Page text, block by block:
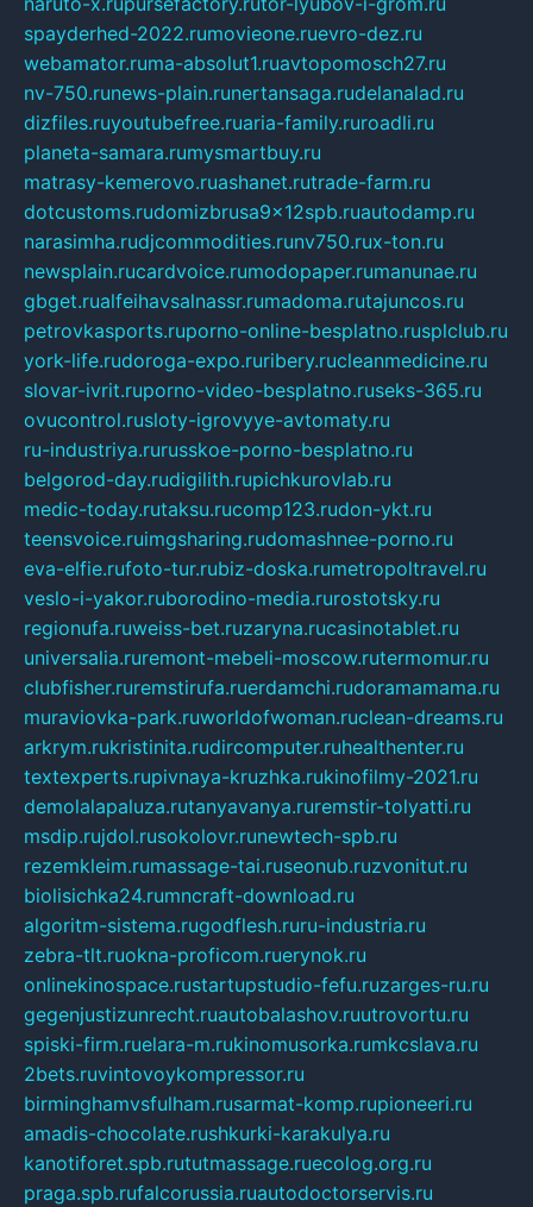
spayderhed-2022.rumovieone.ruevro-dez.ru
webamator.ruma-absolut1.ruavtopomosch27.ru
nv-750.runews-plain.runertansaga.rudelanalad.ru
dizfiles.ruyoutubefree.ruaria-family.ruroadli.ru
planeta-samara.rumysmartbuy.ru
matrasy-kemerovo.ruashanet.rutrade-farm.ru
dotcustoms.rudomizbrusa9x12spb.ruautodamp.ru
narasimha.rudjcommodities.runv750.rux-ton.ru
newsplain.rucardvoice.rumodopaper.rumanunae.ru
gbget.rualfeihavsalnassr.rumadoma.rutajuncos.ru
petrovkasports.ruporno-online-besplatno.rusplclub.ru
york-life.rudoroga-expo.ruribery.rucleanmedicine.ru
slovar-ivrit.ruporno-video-besplatno.ruseks-365.ru
ovucontrol.rusloty-igrovyye-avtomaty.ru
ru-industriya.rurusskoe-porno-besplatno.ru
belgorod-day.rudigilith.rupichkurovlab.ru
medic-today.rutaksu.rucomp123.rudon-ykt.ru
teensvoice.ruimgsharing.rudomashnee-porno.ru
eva-elfie.rufoto-tur.rubiz-doska.rumetropoltravel.ru
veslo-i-yakor.ruborodino-media.rurostotsky.ru
regionufa.ruweiss-bet.ruzaryna.rucasinotablet.ru
universalia.ruremont-mebeli-moscow.rutermomur.ru
clubfisher.ruremstirufa.ruerdamchi.rudoramamama.ru
muraviovka-park.ruworldofwoman.ruclean-dreams.ru
arkrym.rukristinita.rudircomputer.ruhealthenter.ru
textexperts.rupivnaya-kruzhka.rukinofilmy-2021.ru
demolalapaluza.rutanyavanya.ruremstir-tolyatti.ru
msdip.rujdol.rusokolovr.runewtech-spb.ru
rezemkleim.rumassage-tai.ruseonub.ruzvonitut.ru
biolisichka24.rumncraft-download.ru
algoritm-sistema.rugodflesh.ruru-industria.ru
zebra-tlt.ruokna-proficom.ruerynok.ru
onlinekinospace.rustartupstudio-fefu.ruzarges-ru.ru
gegenjustizunrecht.ruautobalashov.ruutrovortu.ru
spiski-firm.ruelara-m.rukinomusorka.rumkcslava.ru
2bets.ruvintovoykompressor.ru
birminghamvsfulham.rusarmat-komp.rupioneeri.ru
amadis-chocolate.rushkurki-karakulya.ru
kanotiforet.spb.rututmassage.ruecolog.org.ru
praga.spb.rufalcorussia.ruautodoctorservis.ru